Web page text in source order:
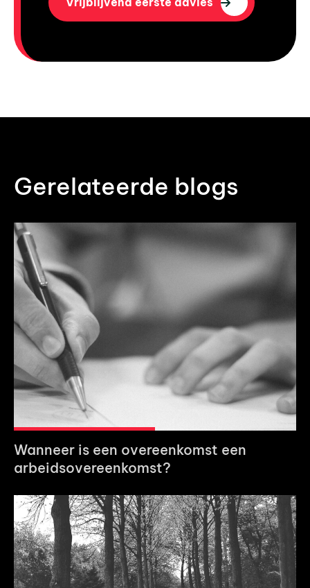
Gerelateerde blogs
Wanneer is een overeenkomst een
arbeidsovereenkomst?